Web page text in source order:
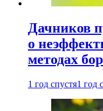
Дачников
о
методах
1 год спустя1 год